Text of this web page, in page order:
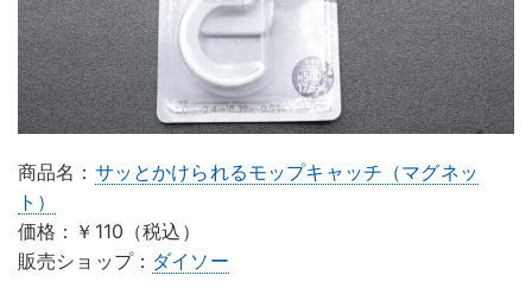
商品名： サッとかけられるモップキャッチ（マグネッ
ト）
価格：￥110（税込）
販売ショップ： ダイソー